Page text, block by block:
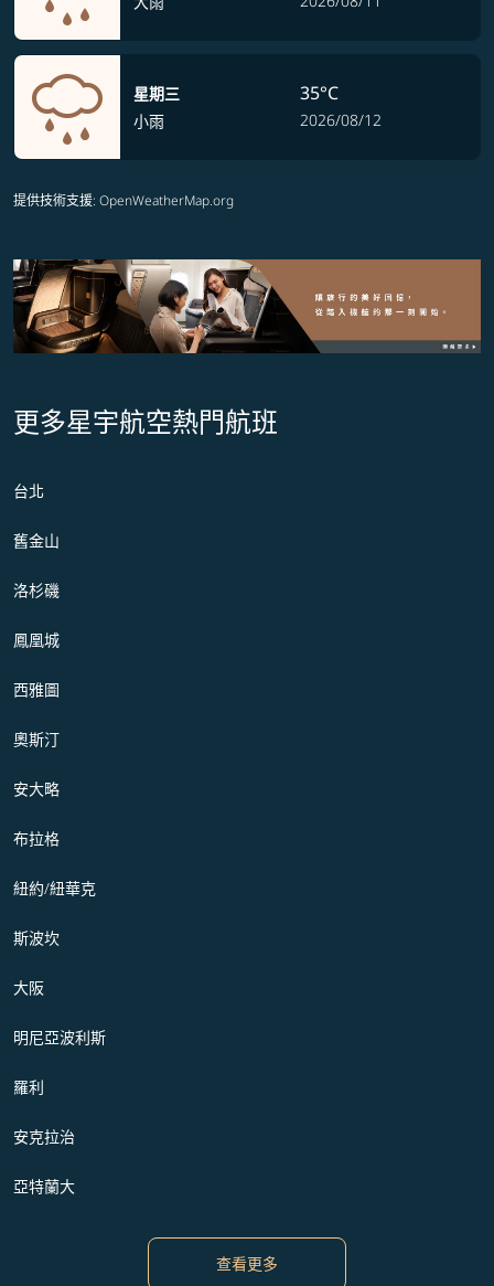
星期三
小雨
35°C
2026/08/12
提供技術支援: OpenWeatherMap.org
更多星宇航空熱門航班
台北
舊金山
洛杉磯
鳳凰城
西雅圖
奧斯汀
安大略
布拉格
紐約/紐華克
斯波坎
大阪
明尼亞波利斯
羅利
安克拉治
亞特蘭大
查看更多